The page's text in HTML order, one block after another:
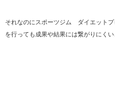
それなのにスポーツジム ダイエット
を行っても成果や結果には繋がりにく